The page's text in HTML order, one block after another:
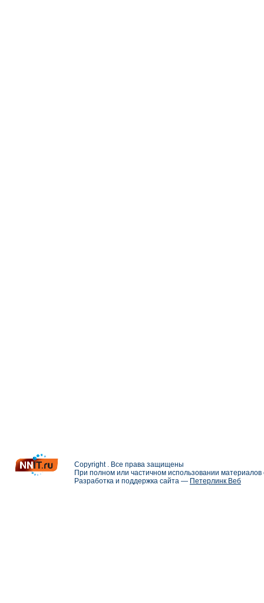
Copyright . Все права защищены
При полном или частичном использовании
Разработка и поддержка сайта — Петерлинк Веб